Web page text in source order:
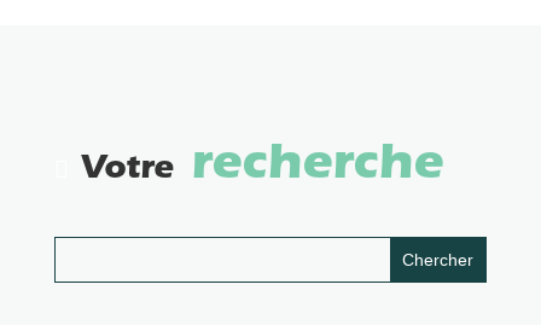
Votrerecherche